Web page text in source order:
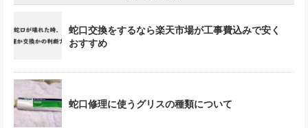
蛇口交換をするなら楽天市場が工事費込みで安く
おすすめ
蛇口修理に使うグリスの種類について